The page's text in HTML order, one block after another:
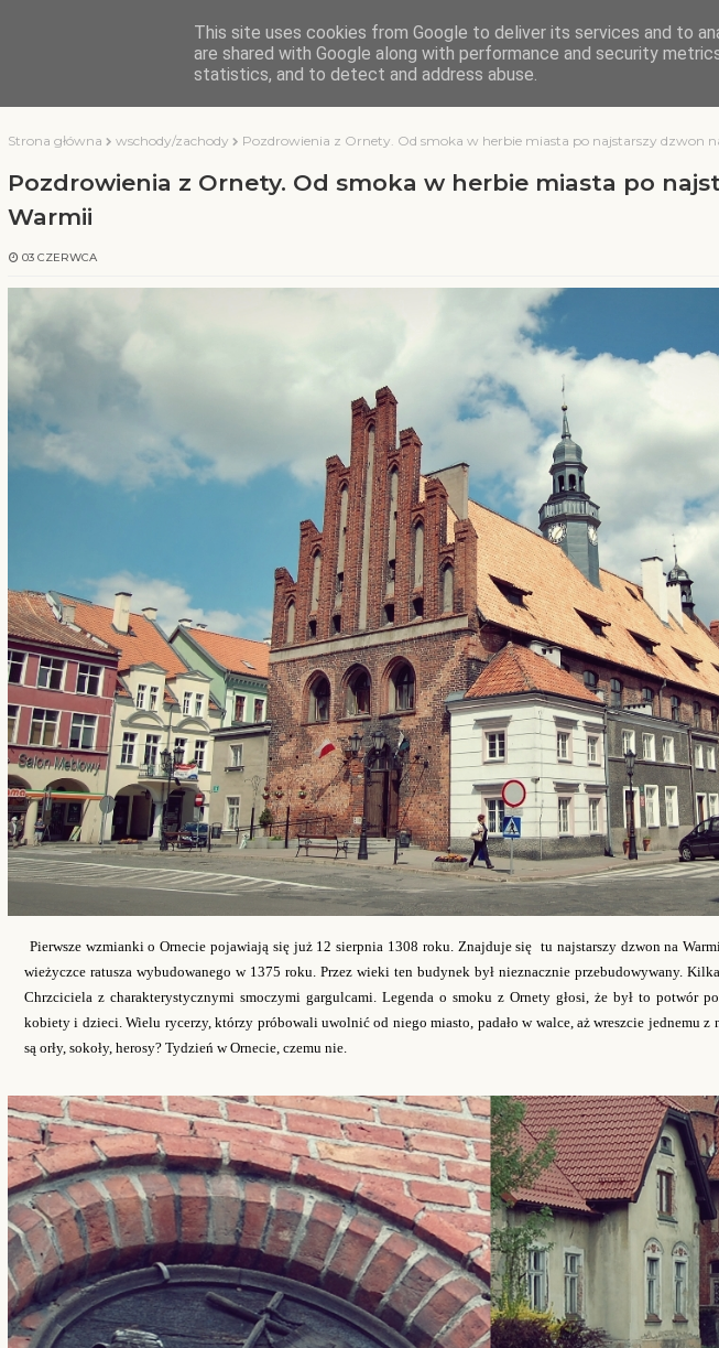
KOCHAMY WARMIĘ
Strona główna wschody/zachody Pozdrowienia z Ornety. Od smoka w herbie miasta po najstarszy dzwon
Pozdrowienia z Ornety. Od smoka w herbie miasta po
Warmii
03 CZERWCA
Pierwsze wzmianki o Ornecie pojawiają się już 12 sierpnia 1308 roku. Znajduje się tu najstarszy dzwon na
wieżyczce ratusza wybudowanego w 1375 roku. Przez wieki ten budynek był nieznacznie przebudowywany.
Chrzciciela z charakterystycznymi smoczymi gargulcami. Legenda o smoku z Ornety głosi, że był to potwór
kobiety i dzieci. Wielu rycerzy, którzy próbowali uwolnić od niego miasto, padało w walce, aż wreszcie jednemu z
są orły, sokoły, herosy? Tydzień w Ornecie, czemu nie.
This site uses cookies from Google to deliver its services and to
are shared with Google along with performance and security
statistics, and to detect and address abuse.